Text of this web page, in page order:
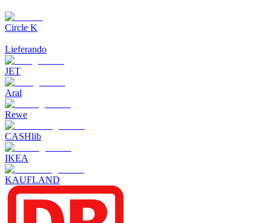
Circle K
Lieferando
JET
Aral
Rewe
CASHlib
IKEA
KAUFLAND